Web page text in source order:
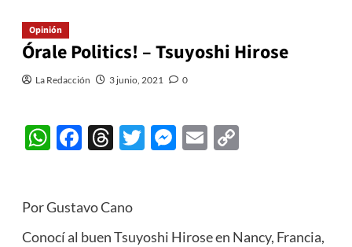
Opinión
Órale Politics! – Tsuyoshi Hirose
La Redacción 3 junio, 2021 0
WhatsApp
Facebook
Threads
Twitter
Messenger
EmailCopy
Por Gustavo Cano
Conocí al buen Tsuyoshi Hirose en Nancy, Francia,